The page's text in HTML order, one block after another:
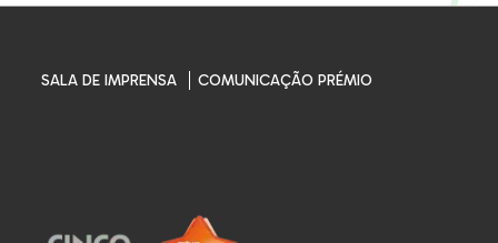
SALA DE IMPRENSA COMUNICAÇÃO PRÉMIO